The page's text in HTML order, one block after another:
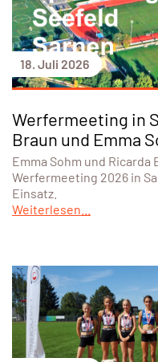
18. Juli 2026
Werfermeeting in
Braun und Emma
Emma Sohm und Ricarda
Werfermeeting 2026 in
Einsatz.
Weiterlesen...